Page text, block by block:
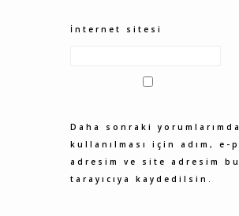
İnternet sitesi
Daha sonraki yorumlarımda
kullanılması için adım, e-
adresim ve site adresim bu
tarayıcıya kaydedilsin.